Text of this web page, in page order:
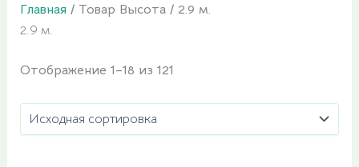
Главная / Товар Высота / 2.9 м.
2.9 м.
Отображение 1–18 из 121